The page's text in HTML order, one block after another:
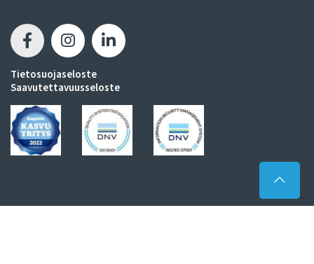
Tietosuojaseloste
Saavutettavuusseloste